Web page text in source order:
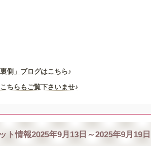
側」 ブログはこちら♪
ちらもご覧下さいませ♪
ト情報2025年9月13日～2025年9月19日